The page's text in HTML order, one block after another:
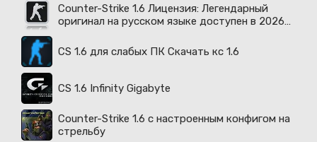
Counter-Strike 1.6 Лицензия: Легендарный
оригинал на русском языке доступен в 2026
CS 1.6 для слабых ПК Скачать кс 1.6
CS 1.6 Infinity Gigabyte
Counter-Strike 1.6 с настроенным конфигом на
стрельбу